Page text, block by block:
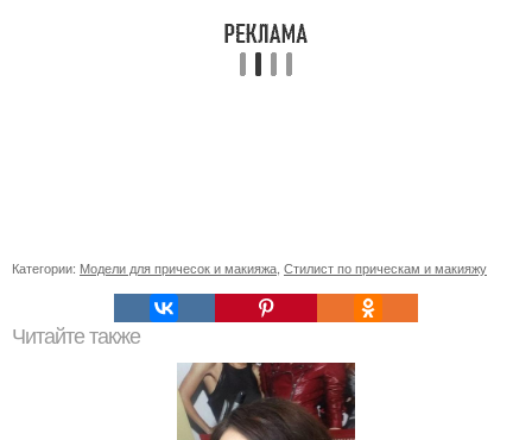
Категории: Модели для причесок и макияжа Стилист по прическам и макияжу
Читайте также